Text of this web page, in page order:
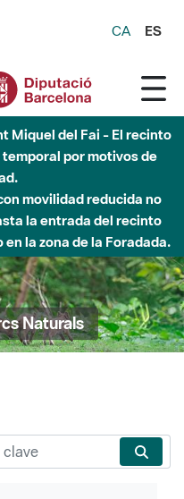
CA ES
Miquel del Fai - El recinto
por motivos de
movilidad reducida no
la entrada del recinto
la zona de la Foradada.
Naturals